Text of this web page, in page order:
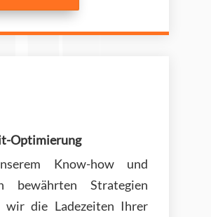
Optimierung
Know-how und
bewährten Strategien
wir die Ladezeiten Ihrer